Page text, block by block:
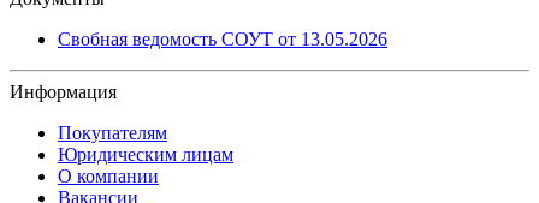
Свобная ведомость СОУТ от 13.05.2026
Информация
Покупателям
Юридическим лицам
О компании
Вакансии